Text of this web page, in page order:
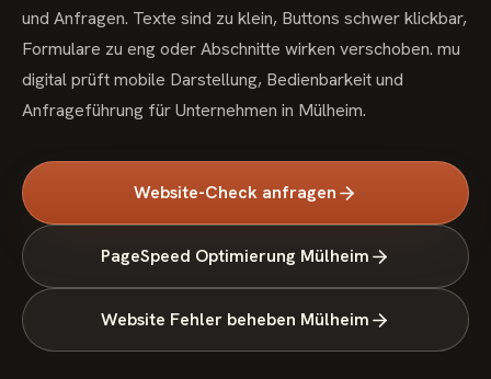
und Anfragen. Texte sind zu klein, Buttons schwer klickbar,
Formulare zu eng oder Abschnitte wirken verschoben. mu
digital prüft mobile Darstellung, Bedienbarkeit und
Anfrageführung für Unternehmen in Mülheim.
Website-Check anfragen
PageSpeed Optimierung Mülheim
Website Fehler beheben Mülheim